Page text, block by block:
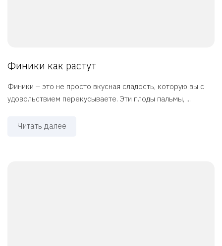
Финики как растут
Финики – это не просто вкусная сладость, которую вы с
удовольствием перекусываете. Эти плоды пальмы, ...
Читать далее